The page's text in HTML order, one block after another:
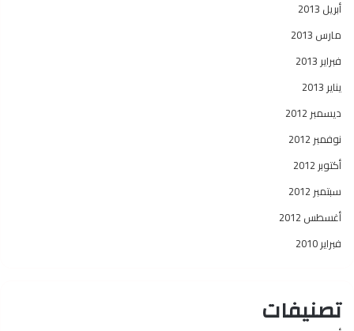
أبريل 2013
مارس 2013
فبراير 2013
يناير 2013
ديسمبر 2012
نوفمبر 2012
أكتوبر 2012
سبتمبر 2012
أغسطس 2012
فبراير 2010
تصنيفات